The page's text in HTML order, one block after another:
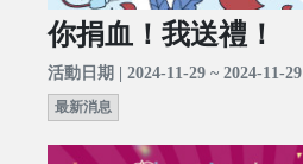
你捐血！我送禮！
活動日期 | 2024-11-29 ~ 2024-11-29
最新消息